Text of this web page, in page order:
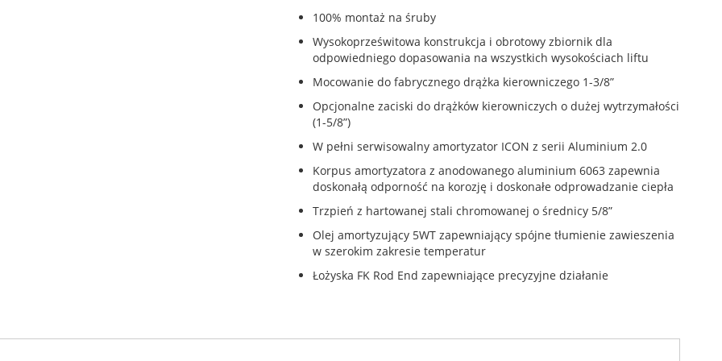
100% montaż na śruby
Wysokoprześwitowa konstrukcja i obrotowy zbiornik dla
odpowiedniego dopasowania na wszystkich wysokościach liftu
Mocowanie do fabrycznego drążka kierowniczego 1-3/8”
Opcjonalne zaciski do drążków kierowniczych o dużej wytrzymałości
(1-5/8”)
W pełni serwisowalny amortyzator ICON z serii Aluminium 2.0
Korpus amortyzatora z anodowanego aluminium 6063 zapewnia
doskonałą odporność na korozję i doskonałe odprowadzanie ciepła
Trzpień z hartowanej stali chromowanej o średnicy 5/8”
Olej amortyzujący 5WT zapewniający spójne tłumienie zawieszenia
w szerokim zakresie temperatur
Łożyska FK Rod End zapewniające precyzyjne działanie